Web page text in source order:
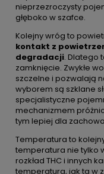
nieprzezroczysty
głęboko w szafce.
Kolejny wróg to
kontakt z
degradacji. Dlatego
zamknięcie. Zwykłe
szczelne i pozwalają
wyborem są szklane
specjalistyczne
mechanizmem
tym lepiej dla
Temperatura to
temperatura nie tylko
rozkład THC i innych
temperatura, jak ta w